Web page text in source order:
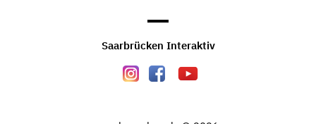
Saarbrücken Interaktiv